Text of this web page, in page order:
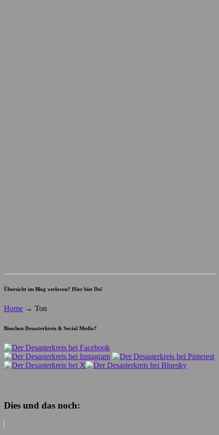
Übersicht im Blog verloren? Hier bist Du!
Home → Ton
Bisschen Desasterkreis & Social Media?
Dies und das noch: